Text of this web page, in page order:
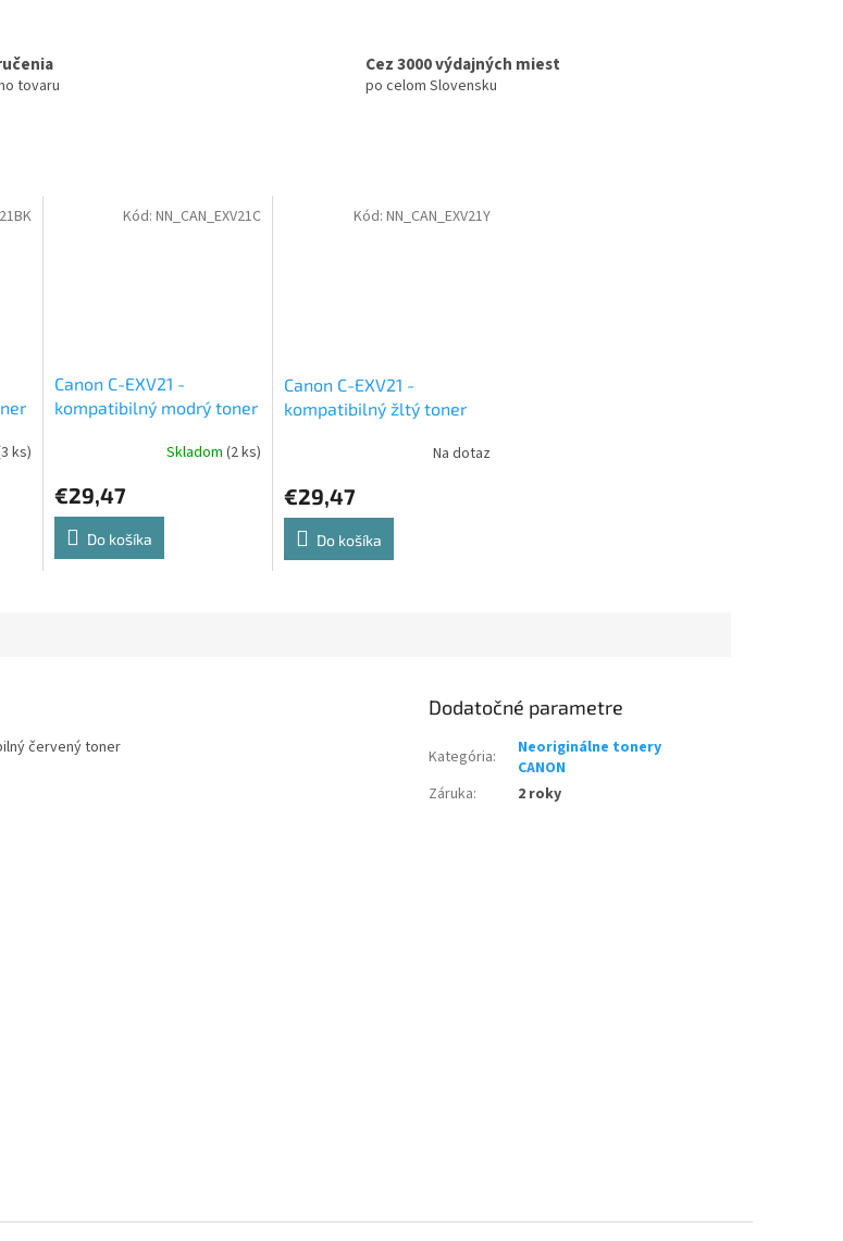
tovaru
Cez 3000 výdajných miest
po celom Slovensku
ks)
Canon C-EXV21 -
kompatibilný modrý toner
Skladom (2 ks)
€29,47
Do košíka
Kód: NN_CAN_EXV21C
Canon C-EXV21 -
kompatibilný žltý toner
Na dotaz
€29,47
Do košíka
Kód:NN_CAN_EXV21Y
červený toner
Dodatočné parametre
Kategória:
Neoriginálne tonery
CANON
Záruka: 2 roky